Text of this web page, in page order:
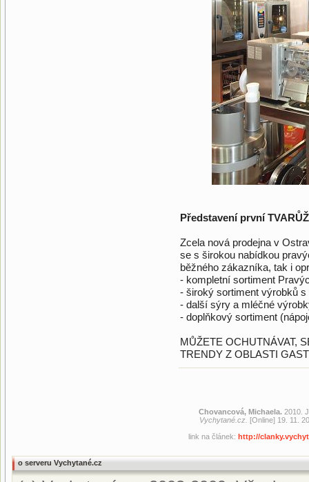
Představení první
Zcela nová prodejna v
se s širokou nabídkou
běžného zákazníka, tak i
- kompletní sortiment
- široký sortiment výrobků
- další sýry a mléčné
- doplňkový sortiment
MŮŽETE OCHUTNÁVAT,
TRENDY Z OBLASTI
Chovancová, Michaela. 2010.
Vychytané.cz. [Online] 19. 11.
link na článek: http://
o serveru Vychytané.cz